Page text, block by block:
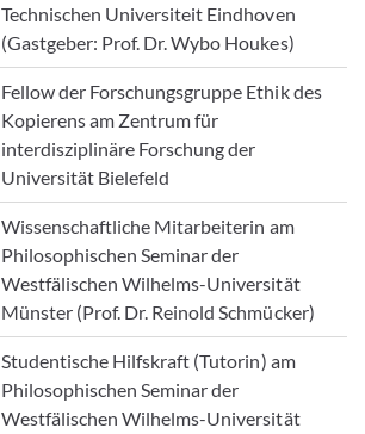
Technischen Universiteit Eindhoven
(Gastgeber: Prof. Dr. Wybo Houkes)
Fellow der Forschungsgruppe Ethik des
Kopierens am Zentrum für
interdisziplinäre Forschung der
Universität Bielefeld
Wissenschaftliche Mitarbeiterin am
Philosophischen Seminar der
Westfälischen Wilhelms-Universität
Münster (Prof. Dr. Reinold Schmücker)
Studentische Hilfskraft (Tutorin) am
Philosophischen Seminar der
Westfälischen Wilhelms-Universität